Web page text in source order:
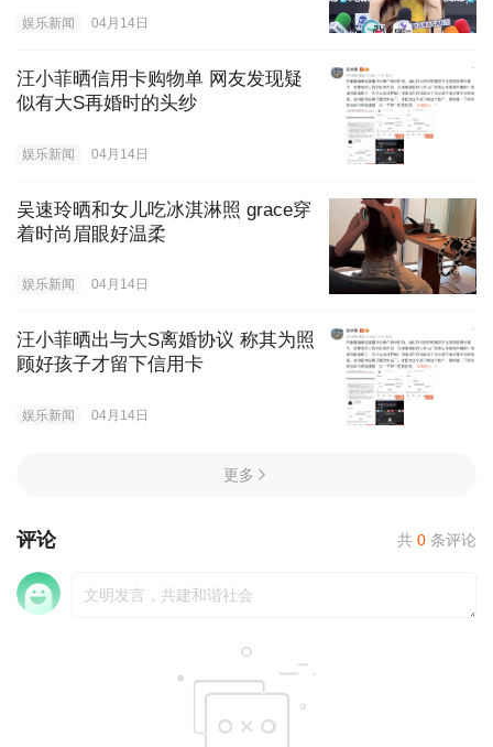
娱乐新闻 04月14日
汪小菲晒信用卡购物单 网友发现疑
似有大S再婚时的头纱
娱乐新闻 04月14日
吴速玲晒和女儿吃冰淇淋照 grace穿
着时尚眉眼好温柔
娱乐新闻 04月14日
汪小菲晒出与大S离婚协议 称其为照
顾好孩子才留下信用卡
娱乐新闻 04月14日
更多
评论 共 0 条评论